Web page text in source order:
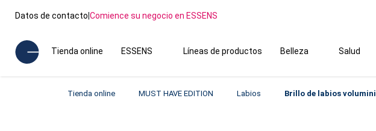
Datos de contacto|Comience su negocio en ESSENS
Tienda online ESSENS Líneas de productos Belleza Salud
Tienda online MUST HAVE EDITION Labios Brillo de labios